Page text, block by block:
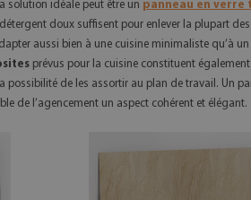
solution idéale peut être un panneau en verre
doux suffisent pour enlever la plupart
aussi bien à une cuisine minimaliste qu’à
prévus pour la cuisine constituent
possibilité de les assortir au plan de travail. Un
de l’agencement un aspect cohérent et élégant.